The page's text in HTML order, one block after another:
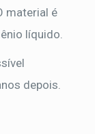
material é
líquido.
depois.